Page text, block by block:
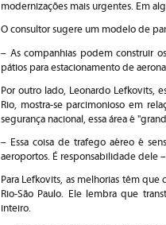
modernizações mais urgentes. Em
O consultor sugere um modelo de
– As companhias podem construir
pátios para estacionamento de
Por outro lado, Leonardo Lefkovits,
Rio, mostra-se parcimonioso em
segurança nacional, essa área é
– Essa coisa de trafego aéreo é
aeroportos. É responsabilidade dele
Para Lefkovits, as melhorias têm
Rio-São Paulo. Ele lembra que
inteiro.